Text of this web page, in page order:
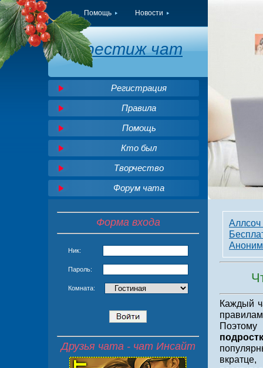
Помощь Новости
Престиж чат
Регистрация
Правила
Помощь
Кто был
Творчество
Форум чата
Форма входа
Ник:
Пароль:
Комната:
Друзья чата - чат Инсайт
Аллсоч
Что
Каждый